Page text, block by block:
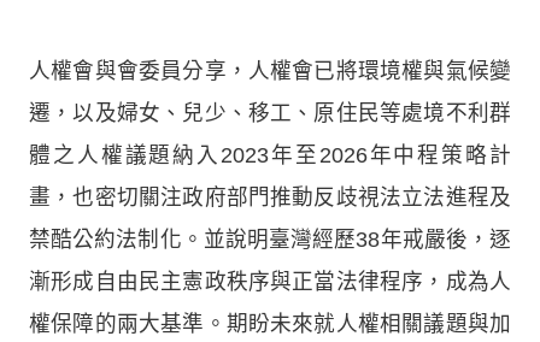
人權會與會委員分享，人權會已將環境權與氣候變
遷，以及婦女、兒少、移工、原住民等處境不利群
體之人權議題納入2023年至2026年中程策略計
畫，也密切關注政府部門推動反歧視法立法進程及
禁酷公約法制化。並說明臺灣經歷38年戒嚴後，逐
漸形成自由民主憲政秩序與正當法律程序，成為人
權保障的兩大基準。期盼未來就人權相關議題與加